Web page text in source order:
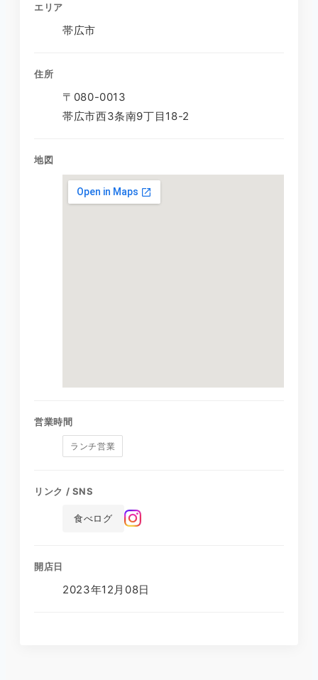
エリア
帯広市
住所
〒080-0013
帯広市西3条南9丁目18-2
地図
営業時間
ランチ営業
リンク / SNS
食べログ
開店日
2023年12月08日